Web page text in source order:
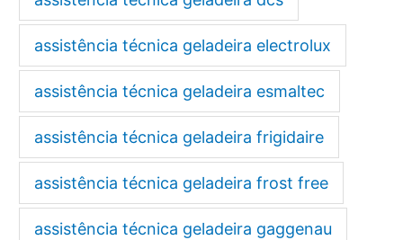
assistência técnica geladeira electrolux
assistência técnica geladeira esmaltec
assistência técnica geladeira frigidaire
assistência técnica geladeira frost free
assistência técnica geladeira gaggenau